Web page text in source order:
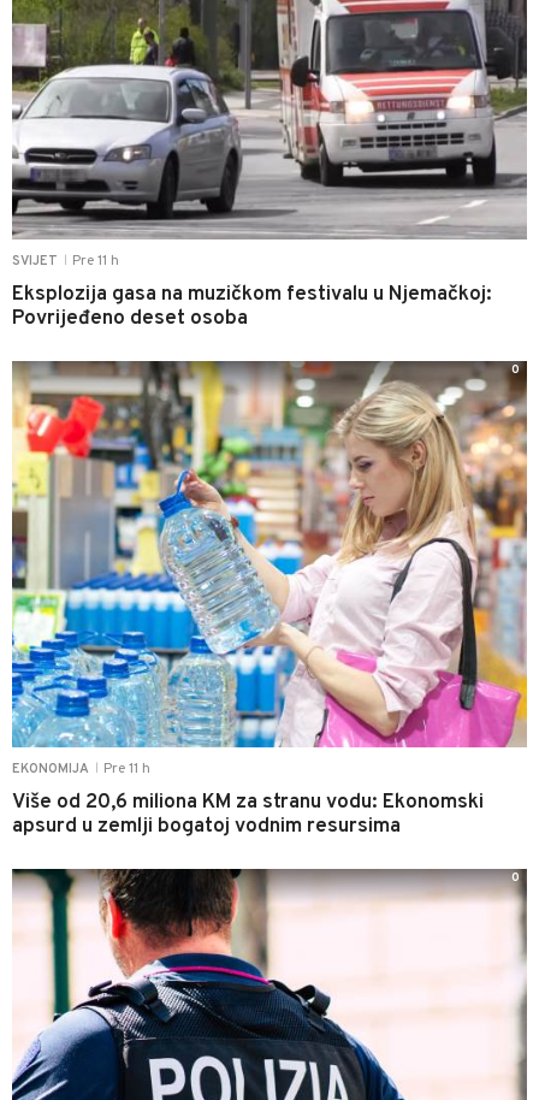
SVIJET Pre 11 h
Eksplozija gasa na muzičkom festivalu u Njemačkoj:
Povrijeđeno deset osoba
EKONOMIJA Pre 11 h
Više od 20,6 miliona KM za stranu vodu: Ekonomski
apsurd u zemlji bogatoj vodnim resursima
0
0